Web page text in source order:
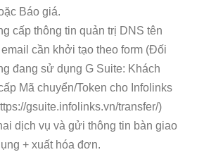
Báo giá.
cấp thông tin quản trị DNS tên
cần khởi tạo theo form (Đối
đang sử dụng G Suite: Khách
Mã chuyển/Token cho Infolinks
gsuite.infolinks.vn/transfer/)
dịch vụ và gửi thông tin bàn giao
+ xuất hóa đơn.